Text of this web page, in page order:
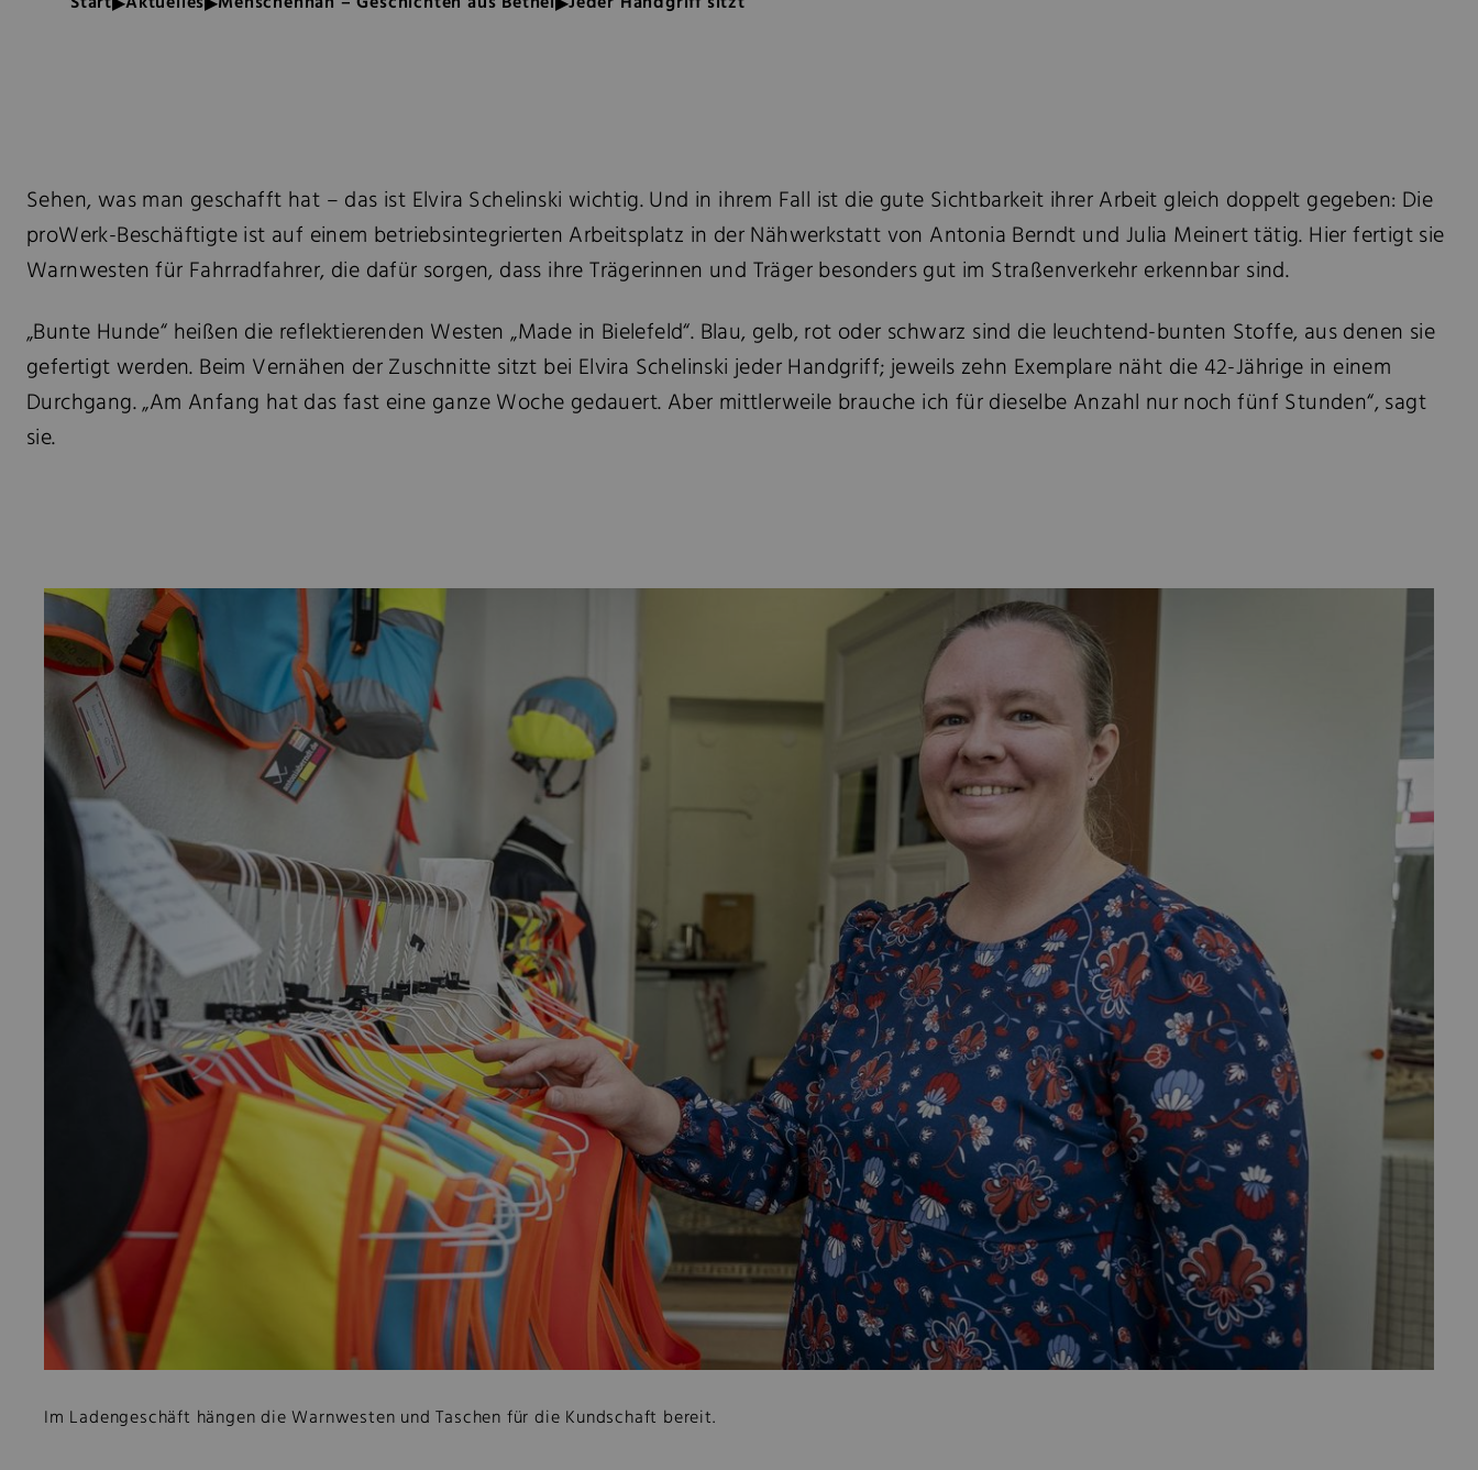
Sehen, was man geschafft hat – das ist Elvira Schelinski wichtig. Und in ihrem Fall ist die gute Sichtbarkeit ihrer Arbeit gleich doppelt gegeben: Die
proWerk-Beschäftigte ist auf einem betriebsintegrierten Arbeitsplatz in der Nähwerkstatt von Antonia Berndt und Julia Meinert tätig. Hier fertigt sie
Warnwesten für Fahrradfahrer, die dafür sorgen, dass ihre Trägerinnen und Träger besonders gut im Straßenverkehr erkennbar sind.
„Bunte Hunde“ heißen die reflektierenden Westen „Made in Bielefeld“. Blau, gelb, rot oder schwarz sind die leuchtend-bunten Stoffe, aus denen sie
gefertigt werden. Beim Vernähen der Zuschnitte sitzt bei Elvira Schelinski jeder Handgriff; jeweils zehn Exemplare näht die 42-Jährige in einem
Durchgang. „Am Anfang hat das fast eine ganze Woche gedauert. Aber mittlerweile brauche ich für dieselbe Anzahl nur noch fünf Stunden“, sagt
sie.
Im Ladengeschäft hängen die Warnwesten und Taschen für die Kundschaft bereit.